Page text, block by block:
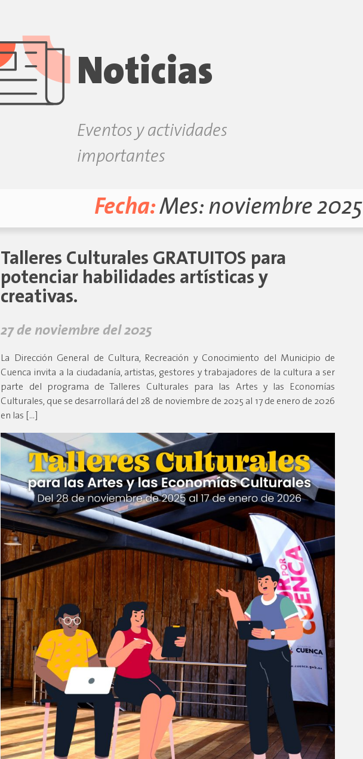
Noticias
Eventos y actividades
importantes
Fecha:Mes: noviembre 2025
Talleres Culturales GRATUITOS para
potenciar habilidades artísticas y
creativas.
27 de noviembre del 2025
La Dirección General de Cultura, Recreación y Conocimiento del Municipio de
Cuenca invita a la ciudadanía, artistas, gestores y trabajadores de la cultura a ser
parte del programa de Talleres Culturales para las Artes y las Economías
Culturales, que se desarrollará del 28 de noviembre de 2025 al 17 de enero de 2026
en las […]